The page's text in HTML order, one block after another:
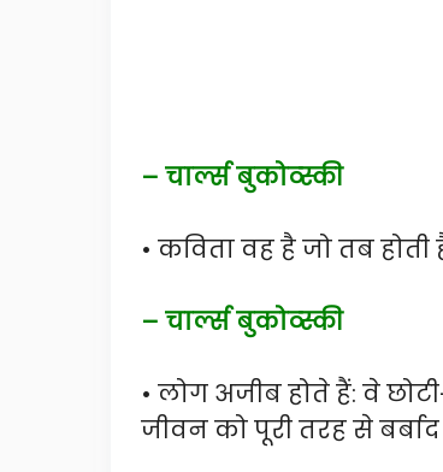
– चार्ल्स बुकोव्स्की
• कविता वह है जो तब
– चार्ल्स बुकोव्स्की
• लोग अजीब होते हैं: वे
जीवन को पूरी तरह से